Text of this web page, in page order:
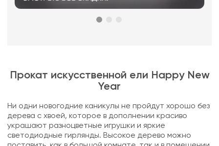
Прокат искусственной ели Happy New
Year
Ни одни новогодние каникулы не пройдут хорошо без
дерева с хвоей, которое в дополнении красиво
украшают разноцветные игрушки и яркие
светодиодные гирлянды. Высокое дерево можно